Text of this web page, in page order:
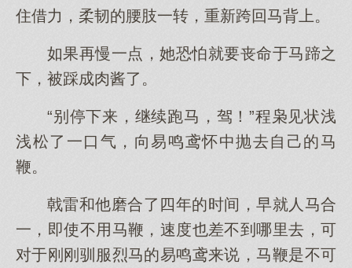
住借力，柔韧的腰肢一转，重新跨回马背上。
如果再慢一点，她恐怕就要丧命于马蹄之
下，被踩成肉酱了。
“别停下来，继续跑马，驾！”程枭见状浅
浅松了一口气，向易鸣鸢怀中抛去自己的马
鞭。
戟雷和他磨合了四年的时间，早就人马合
一，即使不用马鞭，速度也差不到哪里去，可
对于刚刚驯服烈马的易鸣鸢来说，马鞭是不可